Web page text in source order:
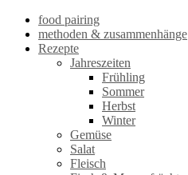
food pairing
methoden & zusammenhänge
Rezepte
Jahreszeiten
Frühling
Sommer
Herbst
Winter
Gemüse
Salat
Fleisch